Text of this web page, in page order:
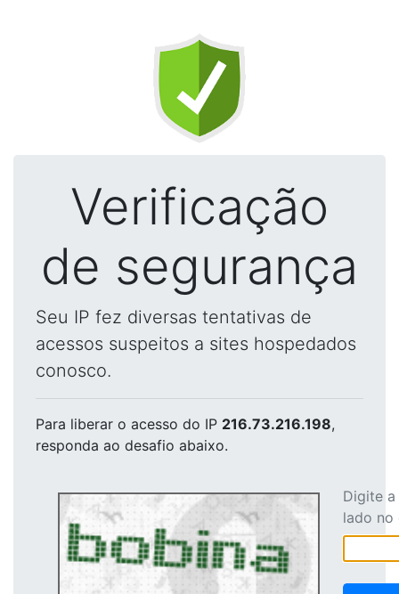
Verificação
de segurança
Seu IP fez diversas tentativas de
acessos suspeitos a sites hospedados
conosco.
Para liberar o acesso do IP 216.73.216.198,
responda ao desafio abaixo.
Digite
lado no